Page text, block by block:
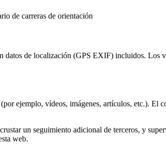
de carreras de orientación
datos de localización (GPS EXIF) incluidos.
ejemplo, vídeos, imágenes, artículos, etc.). El
un seguimiento adicional de terceros, y
web.